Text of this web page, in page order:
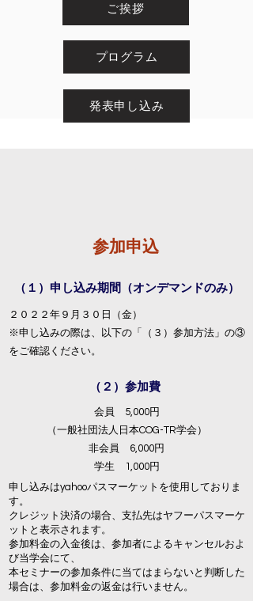
ご挨拶
プログラム
発表申し込み
​参加申込
（１）申し込み期間（オンデマンドのみ）
２０２２年９月３０日（金）
​※申し込みの際は、以下の「（３）参加方法」の③
をご確認ください。
（２）参加費
会員 5,000円
​（一般社団法人日本COG-TR学会）
非会員 6,000円
学生 1,000円
​申し込みはyahooパスマーケットを使用しておりま
す。
​クレジット決済の場合、支払先はヤフーパスマーケ
ットと表示されます。
参加料金の入金後は、参加者によるキャンセルおよ
び当学会にて、
本セミナーの参加条件に当てはまらないと判断した
場合は、参加料金の返金は行いません。